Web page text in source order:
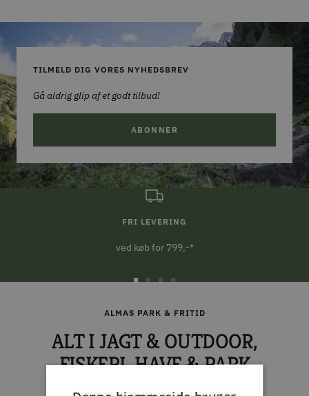
TILMELD DIG VORES NYHEDSBREV
Gå aldrig glip af et godt tilbud!
ABONNER
FRI LEVERING
ved køb for 799,-*
1
2
4
ALMAS PARK & FRITID
ALT I JAGT & OUTDOOR,
FISKERI, HAVE & PARK